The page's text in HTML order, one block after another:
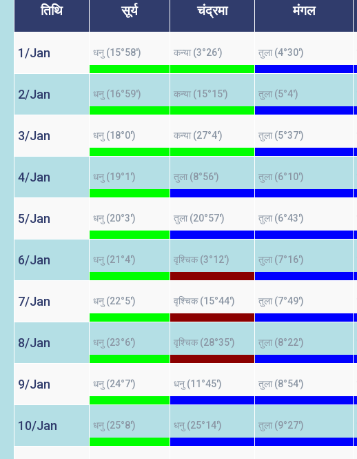
तिथि सूर्य चंद्रमा मंगल
1/Jan धनु (15°58') कन्या (3°26') तुला (4°30')
2/Jan धनु (16°59') कन्या (15°15') तुला (5°4')
3/Jan धनु (18°0') कन्या (27°4') तुला (5°37')
4/Jan धनु (19°1') तुला (8°56') तुला (6°10')
5/Jan धनु (20°3') तुला (20°57') तुला (6°43')
6/Jan धनु (21°4') वृश्चिक (3°12') तुला (7°16')
7/Jan धनु (22°5') वृश्चिक (15°44') तुला (7°49')
8/Jan धनु (23°6') वृश्चिक (28°35') तुला (8°22')
9/Jan धनु (24°7') धनु (11°45') तुला (8°54')
10/Jan धनु (25°8') धनु (25°14') तुला (9°27')